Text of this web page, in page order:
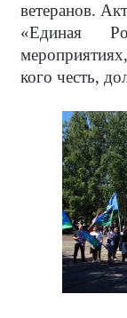
ветеранов.
«Единая
кого честь,